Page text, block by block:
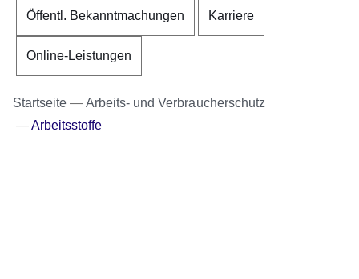
Öffentl. Bekanntmachungen Karriere
Online-Leistungen
Startseite
Arbeits- und Verbraucherschutz
Arbeitsstoffe